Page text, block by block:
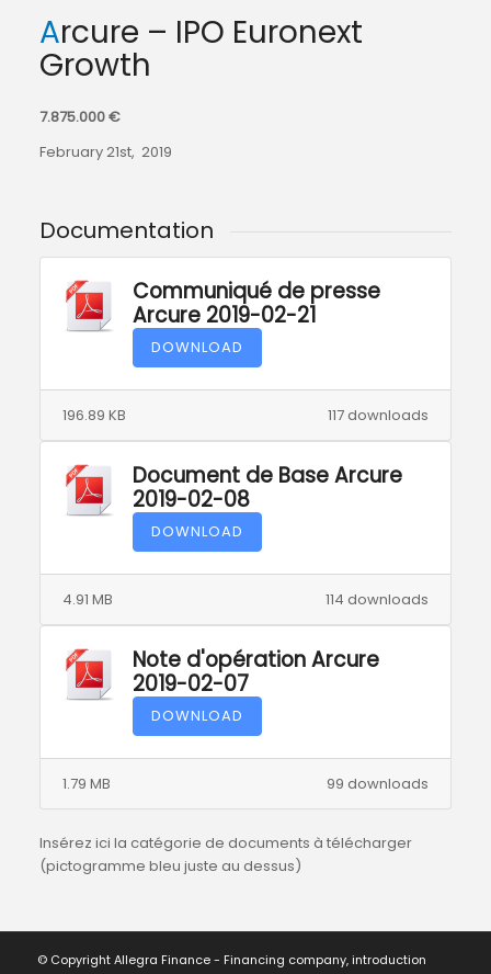
Arcure – IPO Euronext
Growth
7.875.000 €
February 21st, 2019
Documentation
Communiqué de presse
Arcure 2019-02-21
DOWNLOAD
117 downloads
196.89 KB
Document de Base Arcure
2019-02-08
DOWNLOAD
114 downloads
4.91 MB
Note d'opération Arcure
2019-02-07
DOWNLOAD
99 downloads
1.79 MB
Insérez ici la catégorie de documents à télécharger
(pictogramme bleu juste au dessus)
© Copyright Allegra Finance - Financing company, introduction